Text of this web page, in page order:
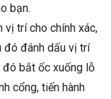
bạn.
vị trí cho chính xác,
đó đánh dấu vị trí
đó bắt ốc xuống lỗ
cổng, tiến hành